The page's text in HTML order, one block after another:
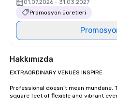
01.07.2026 - 31.03.2027
Promosyon ücretleri
Hakkımızda
EXTRAORDINARY VENUES INSPIRE
Professional doesn’t mean mundane.
square feet of flexible and vibrant